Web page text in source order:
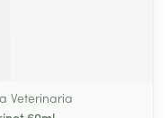
Veterinaria